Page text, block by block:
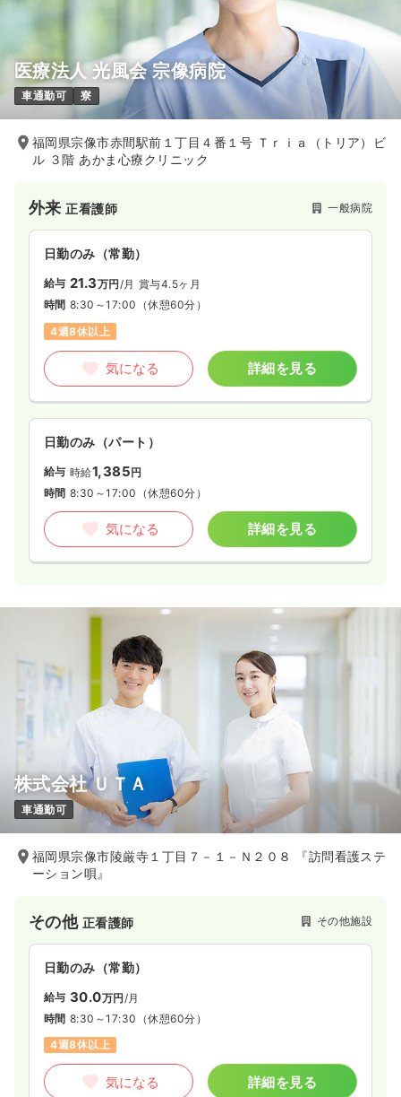
医療法人 光風会 宗像病院
車通勤可 寮
福岡県宗像市赤間駅前１丁目４番１号 Ｔｒｉａ（トリア）ビ
ル ３階 あかま心療クリニック
外来正看護師 一般病院
日勤のみ（常勤）
給与 21.3万円/月 賞与4.5ヶ月
時間 8:30～17:00 （休憩60分）
4週8休以上
気になる 詳細を見る
日勤のみ（パート）
給与 時給1,385円
時間 8:30～17:00 （休憩60分）
気になる 詳細を見る
株式会社 ＵＴＡ
車通勤可
福岡県宗像市陵厳寺１丁目７－１－Ｎ２０８ 『訪問看護ステ
ーション唄』
その他 正看護師 その他施設
日勤のみ（常勤）
給与 30.0万円 /月
時間 8:30～17:30 （休憩60分）
4週8休以上
気になる 詳細を見る